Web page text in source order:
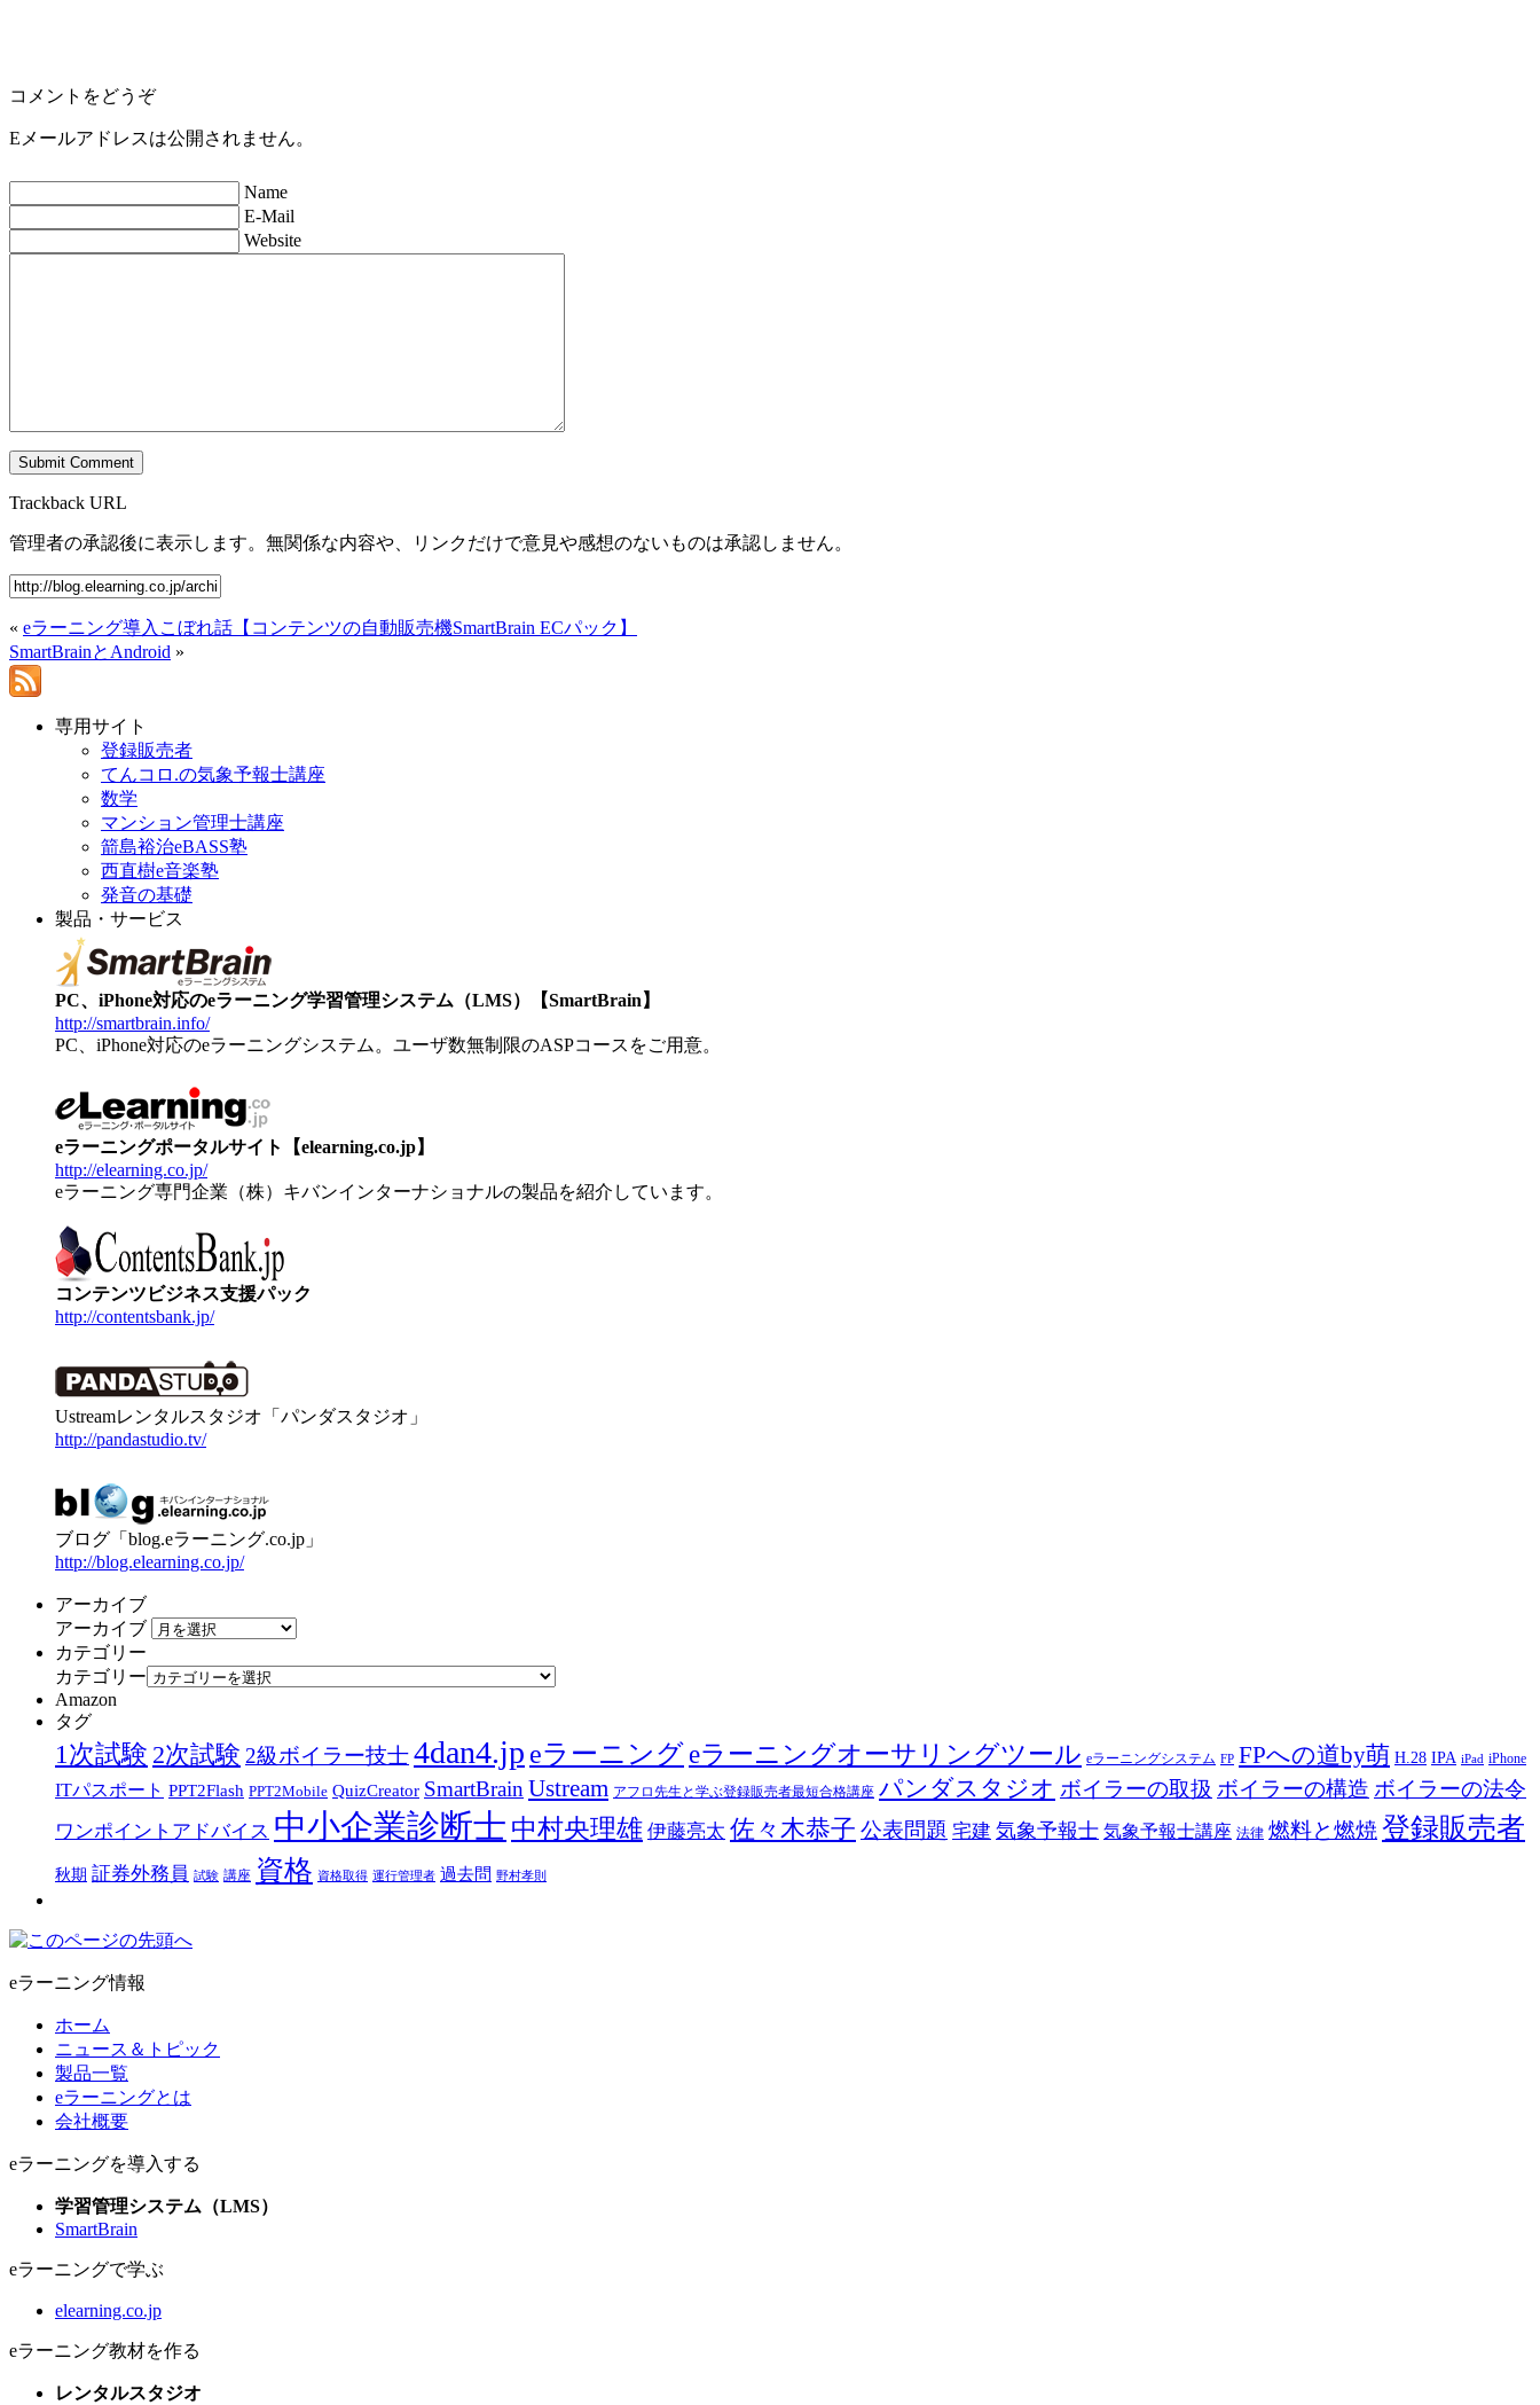
コメントをどうぞ
Eメールアドレスは公開されません。
Name
E-Mail
Website
Trackback URL
管理者の承認後に表示します。無関係な内容や、リンクだけで意見や感想のないものは承認しません。
« eラーニング導入こぼれ話【コンテンツの自動販売機SmartBrain ECパック】
SmartBrainとAndroid »
専用サイト
登録販売者
てんコロ.の気象予報士講座
数学
マンション管理士講座
箭島裕治eBASS塾
西直樹e音楽塾
発音の基礎
製品・サービス
PC、iPhone対応のeラーニング学習管理システム（LMS）【SmartBrain】
http://smartbrain.info/
PC、iPhone対応のeラーニングシステム。ユーザ数無制限のASPコースをご用意。
eラーニングポータルサイト【elearning.co.jp】
http://elearning.co.jp/
eラーニング専門企業（株）キバンインターナショナルの製品を紹介しています。
コンテンツビジネス支援パック
http://contentsbank.jp/
Ustreamレンタルスタジオ「パンダスタジオ」
http://pandastudio.tv/
ブログ「blog.eラーニング.co.jp」
http://blog.elearning.co.jp/
アーカイブ
アーカイブ
カテゴリー
カテゴリー
Amazon
タグ
1次試験 2次試験 2級ボイラー技士4dan4.jp eラーニング eラーニングオーサリングツール eラーニングシステム FP FPへの道by萌 H.28 IPA iPad iPhone
ITパスポート PPT2Flash PPT2Mobile QuizCreator SmartBrain Ustream アフロ先生と学ぶ登録販売者最短合格講座 パンダスタジオ ボイラーの取扱 ボイラーの構造 ボイラーの法令
ワンポイントアドバイス 中小企業診断士 中村央理雄 伊藤亮太 佐々木恭子 公表問題 宅建 気象予報士 気象予報士講座 法律 燃料と燃焼 登録販売者
秋期 証券外務員 試験 講座 資格 資格取得 運行管理者 過去問 野村孝則
eラーニング情報
ホーム
ニュース＆トピック
製品一覧
eラーニングとは
会社概要
eラーニングを導入する
学習管理システム（LMS）
SmartBrain
eラーニングで学ぶ
elearning.co.jp
eラーニング教材を作る
レンタルスタジオ